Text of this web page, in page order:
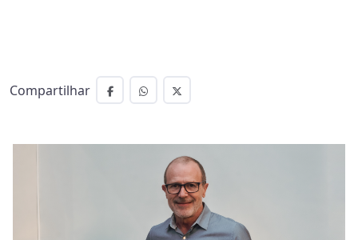
Compartilhar